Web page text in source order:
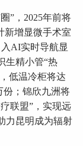
”，2025年前将
新增显微手术室
AI实时导航显
生精小管“热
低温冷柜将达
份；锦欣九洲将
联盟”，实现远
力昆明成为辐射